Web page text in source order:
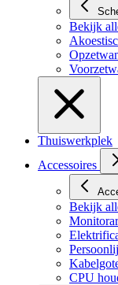
Bekijk
Thuiswerkplek
Accessoires
Bekijk
CPU